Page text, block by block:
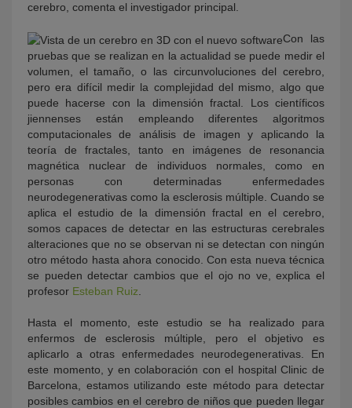
cerebro, comenta el investigador principal.
Con las
pruebas que se realizan en la actualidad se puede medir el
volumen, el tamaño, o las circunvoluciones del cerebro,
pero era difícil medir la complejidad del mismo, algo que
puede hacerse con la dimensión fractal. Los científicos
jiennenses están empleando diferentes algoritmos
computacionales de análisis de imagen y aplicando la
teoría de fractales, tanto en imágenes de resonancia
magnética nuclear de individuos normales, como en
personas con determinadas enfermedades
neurodegenerativas como la esclerosis múltiple. Cuando se
aplica el estudio de la dimensión fractal en el cerebro,
somos capaces de detectar en las estructuras cerebrales
alteraciones que no se observan ni se detectan con ningún
otro método hasta ahora conocido. Con esta nueva técnica
se pueden detectar cambios que el ojo no ve, explica el
profesor Esteban Ruiz
Hasta el momento, este estudio se ha realizado para
enfermos de esclerosis múltiple, pero el objetivo es
aplicarlo a otras enfermedades neurodegenerativas. En
este momento, y en colaboración con el hospital Clinic de
Barcelona, estamos utilizando este método para detectar
posibles cambios en el cerebro de niños que pueden llegar